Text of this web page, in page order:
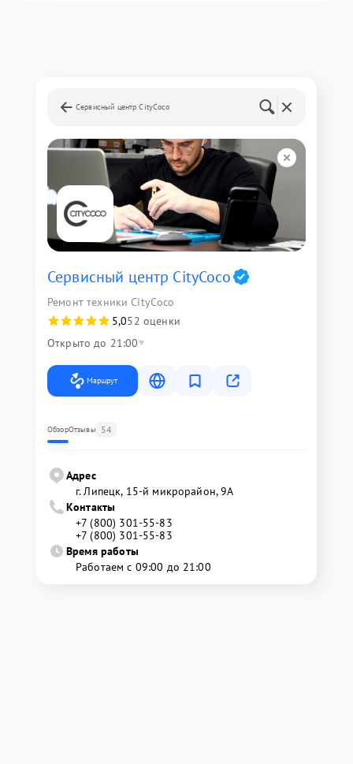
Сервисный центр CityCoco
Сервисный центр CityCoco
Ремонт техники CityCoco
5,052 оценки
Открыто до 21:00
Маршрут
ОбзорОтзывы 54
Адрес
г. Липецк, 15-й микрорайон, 9А
Контакты
+7 (800) 301-55-83
+7 (800) 301-55-83
Время работы
Работаем с 09:00 до 21:00